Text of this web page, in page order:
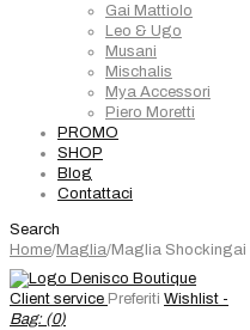
Gai Mattiolo
Leo & Ugo
Musani
Mischalis
Mya Accessori
Piero Moretti
PROMO
SHOP
Blog
Contattaci
Search
Home/Maglia/Maglia Shockingai
Client service Preferiti Wishlist -
Bag: (0)